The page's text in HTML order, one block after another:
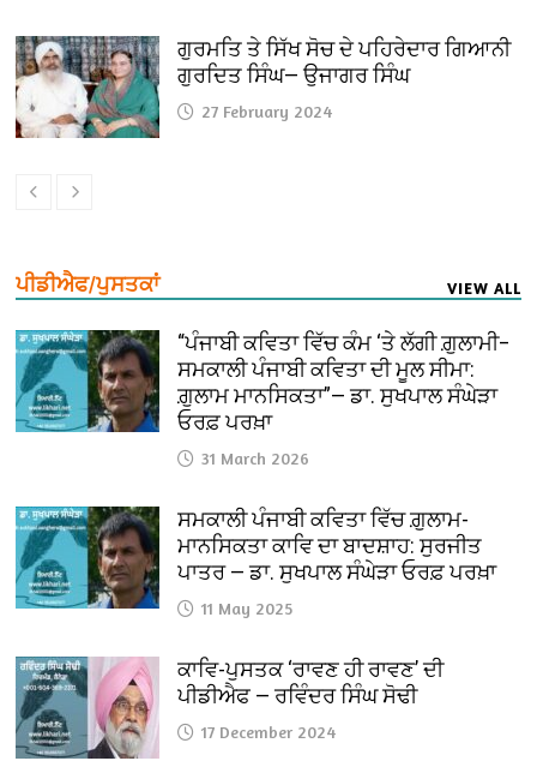
ਗੁਰਮਤਿ ਤੇ ਸਿੱਖ ਸੋਚ ਦੇ ਪਹਿਰੇਦਾਰ ਗਿਆਨੀ
ਗੁਰਦਿਤ ਸਿੰਘ— ਉਜਾਗਰ ਸਿੰਘ
27 February 2024
ਪੀਡੀਐਫ/ਪੁਸਤਕਾਂ VIEW ALL
“ਪੰਜਾਬੀ ਕਵਿਤਾ ਵਿੱਚ ਕੰਮ ‘ਤੇ ਲੱਗੀ ਗ਼ੁਲਾਮੀ–
ਸਮਕਾਲੀ ਪੰਜਾਬੀ ਕਵਿਤਾ ਦੀ ਮੂਲ ਸੀਮਾ:
ਗ਼ੁਲਾਮ ਮਾਨਸਿਕਤਾ”— ਡਾ. ਸੁਖਪਾਲ ਸੰਘੇੜਾ
ਓਰਫ਼ ਪਰਖ਼ਾ
31 March 2026
ਸਮਕਾਲੀ ਪੰਜਾਬੀ ਕਵਿਤਾ ਵਿੱਚ ਗ਼ੁਲਾਮ-
ਮਾਨਸਿਕਤਾ ਕਾਵਿ ਦਾ ਬਾਦਸ਼ਾਹ: ਸੁਰਜੀਤ
ਪਾਤਰ — ਡਾ. ਸੁਖਪਾਲ ਸੰਘੇੜਾ ਓਰਫ਼ ਪਰਖ਼ਾ
11 May 2025
ਕਾਵਿ-ਪੁਸਤਕ ‘ਰਾਵਣ ਹੀ ਰਾਵਣ’ ਦੀ
ਪੀਡੀਐਫ — ਰਵਿੰਦਰ ਸਿੰਘ ਸੋਢੀ
17 December 2024